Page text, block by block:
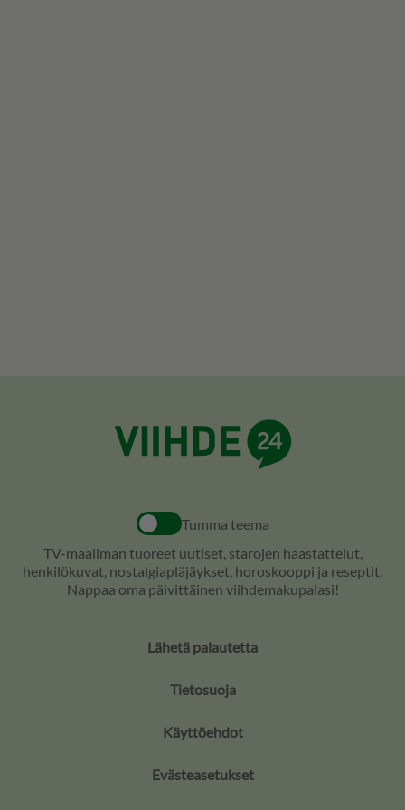
Tumma teema
TV-maailman tuoreet uutiset, starojen haastattelut,
henkilökuvat, nostalgiapläjäykset, horoskooppi ja reseptit.
Nappaa oma päivittäinen viihdemakupalasi!
Lähetä palautetta
Tietosuoja
Käyttöehdot
Evästeasetukset